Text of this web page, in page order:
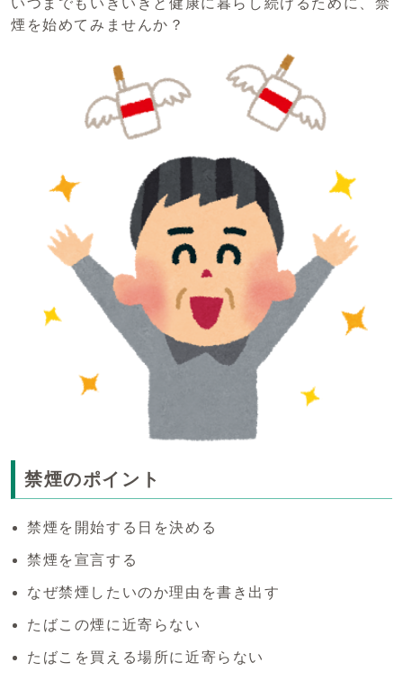
いつまでもいきいきと健康に暮らし続けるために、禁
煙を始めてみませんか？
禁煙のポイント
禁煙を開始する日を決める
禁煙を宣言する
なぜ禁煙したいのか理由を書き出す
たばこの煙に近寄らない
たばこを買える場所に近寄らない